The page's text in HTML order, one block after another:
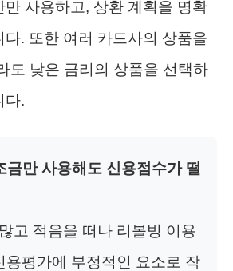
만 사용하고, 상환 계획을 명확
. 또한 여러 카드사의 상품을
도 낮은 금리의 상품을 선택하
다.
금만 사용해도 신용점수가 떨
고 적음을 떠나 리볼빙 이용
용평가에 부정적인 요소로 작